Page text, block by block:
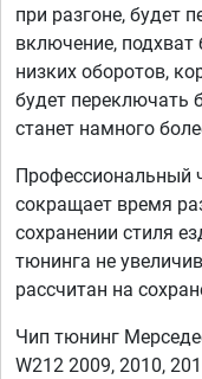
при разгоне, будет
включение, подхват
низких оборотов,
будет переключать
станет намного
Профессиональный
сокращает время
сохранении стиля
тюнинга не
рассчитан на
Чип тюнинг
W212 2009, 2010,